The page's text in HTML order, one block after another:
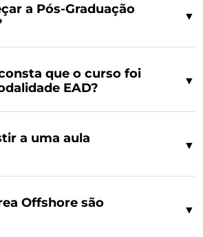
a Pós-Graduação
▼
que o curso foi
EAD?
▼
a uma aula
▼
Offshore são
▼